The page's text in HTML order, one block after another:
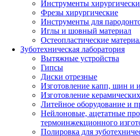
Инструменты
Фрезы хирургические
Инструменты для
Иглы и шовный материал
Остеопластические
Зуботехническая лаборатория
Вытяжные устройства
Гипсы
Диски отрезные
Изготовление капп, шин и
Изготовление
Литейное оборудование и
Нейлоновые, ацетатные
термоинжекционного
Полировка для